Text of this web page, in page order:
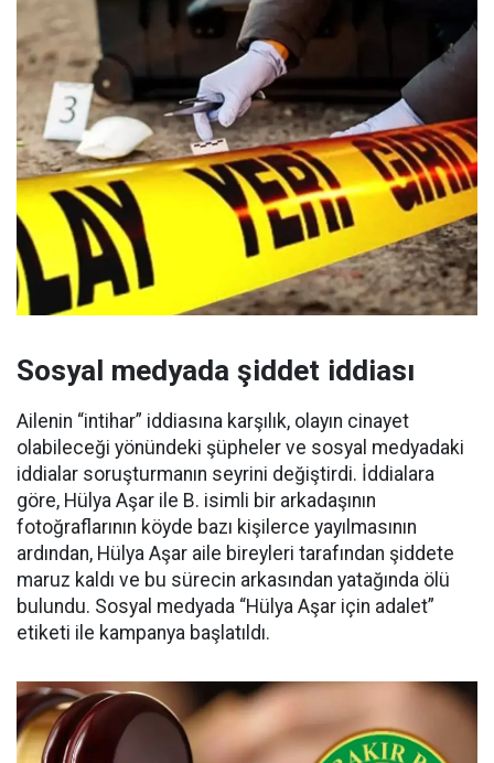
Sosyal medyada şiddet iddiası
Ailenin “intihar” iddiasına karşılık, olayın cinayet
olabileceği yönündeki şüpheler ve sosyal medyadaki
iddialar soruşturmanın seyrini değiştirdi. İddialara
göre, Hülya Aşar ile B. isimli bir arkadaşının
fotoğraflarının köyde bazı kişilerce yayılmasının
ardından, Hülya Aşar aile bireyleri tarafından şiddete
maruz kaldı ve bu sürecin arkasından yatağında ölü
bulundu. Sosyal medyada “Hülya Aşar için adalet”
etiketi ile kampanya başlatıldı.